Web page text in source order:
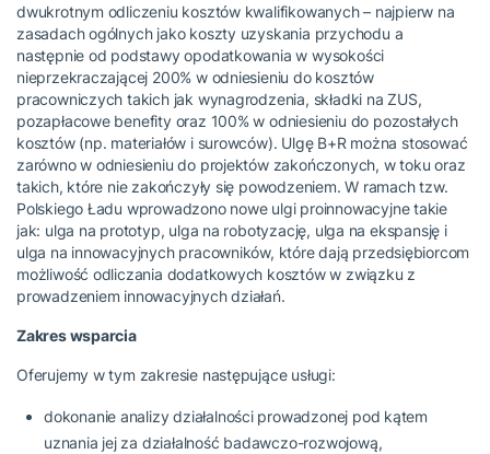
dwukrotnym odliczeniu kosztów kwalifikowanych – najpierw na
zasadach ogólnych jako koszty uzyskania przychodu a
następnie od podstawy opodatkowania w wysokości
nieprzekraczającej 200% w odniesieniu do kosztów
pracowniczych takich jak wynagrodzenia, składki na ZUS,
pozapłacowe benefity oraz 100% w odniesieniu do pozostałych
kosztów (np. materiałów i surowców). Ulgę B+R można stosować
zarówno w odniesieniu do projektów zakończonych, w toku oraz
takich, które nie zakończyły się powodzeniem. W ramach tzw.
Polskiego Ładu wprowadzono nowe ulgi proinnowacyjne takie
jak: ulga na prototyp, ulga na robotyzację, ulga na ekspansję i
ulga na innowacyjnych pracowników, które dają przedsiębiorcom
możliwość odliczania dodatkowych kosztów w związku z
prowadzeniem innowacyjnych działań.
Zakres wsparcia
Oferujemy w tym zakresie następujące usługi:
dokonanie analizy działalności prowadzonej pod kątem
uznania jej za działalność badawczo-rozwojową,